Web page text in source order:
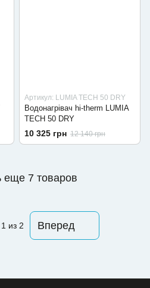
Артикул: LUMIA TECH 50 DRY
Водонагрівач hi-therm LUMIA
TECH 50 DRY
10 325 грн 12 140 грн
еще 7 товаров
1из 2 Вперед